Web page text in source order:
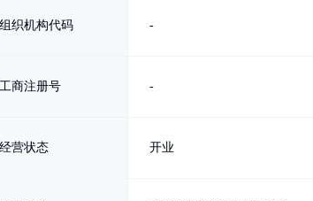
组织机构代码 -
工商注册号 -
经营状态 开业